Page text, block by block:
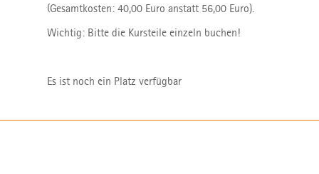
(Gesamtkosten: 40,00 Euro anstatt 56,00 Euro).
Wichtig: Bitte die Kursteile einzeln buchen!
Es ist noch ein Platz verfügbar